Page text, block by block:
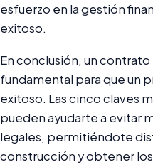
esfuerzo en la gestión
exitoso.
En conclusión, un
fundamental para que un
exitoso. Las cinco claves
pueden ayudarte a evitar
legales, permitiéndote
construcción y obtener